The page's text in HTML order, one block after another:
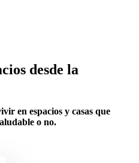
desde la
en espacios y casas que
o no.